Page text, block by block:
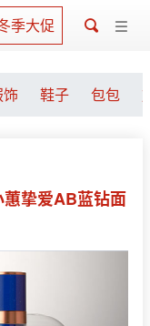
季大促
饰 鞋子 包包
挚爱AB蓝钻面